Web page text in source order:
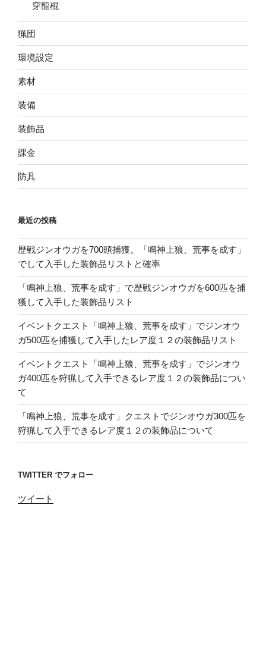
穿龍棍
猟団
環境設定
素材
装備
装飾品
課金
防具
最近の投稿
歴戦ジンオウガを700頭捕獲。「鳴神上狼、荒事を成す」
でして入手した装飾品リストと確率
「鳴神上狼、荒事を成す」で歴戦ジンオウガを600匹を捕
獲して入手した装飾品リスト
イベントクエスト「鳴神上狼、荒事を成す」でジンオウ
ガ500匹を捕獲して入手したレア度１２の装飾品リスト
イベントクエスト「鳴神上狼、荒事を成す」でジンオウ
ガ400匹を狩猟して入手できるレア度１２の装飾品につい
て
「鳴神上狼、荒事を成す」クエストでジンオウガ300匹を
狩猟して入手できるレア度１２の装飾品について
TWITTER でフォロー
ツイート